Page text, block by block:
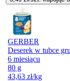
GERBER
Deserek w tubce
6 miesiącu
80 g
43,63 zł/kg